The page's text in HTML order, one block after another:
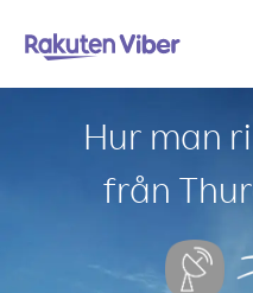
Hur man
från